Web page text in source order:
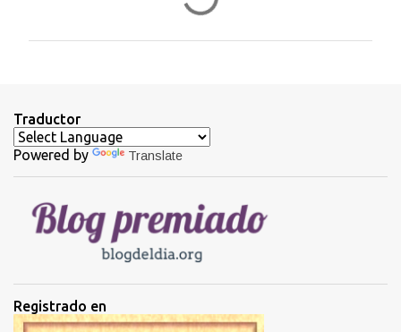
a
r
o
s
Traductor
Powered by Translate
Registrado en